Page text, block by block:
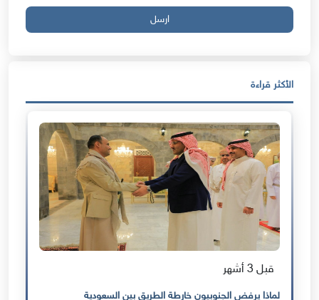
ارسل
الأكثر قراءة
قبل 3 أشهر
لماذا يرفض الجنوبيون خارطة الطريق بين السعودية